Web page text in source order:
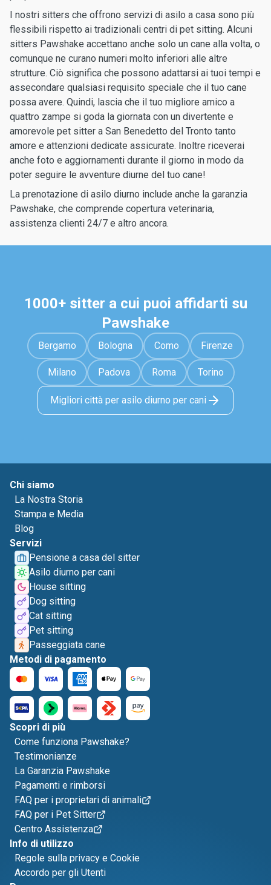
I nostri sitters che offrono servizi di asilo a casa sono più
flessibili rispetto ai tradizionali centri di pet sitting. Alcuni
sitters Pawshake accettano anche solo un cane alla volta, o
comunque ne curano numeri molto inferiori alle altre
strutture. Ciò significa che possono adattarsi ai tuoi tempi e
assecondare qualsiasi requisito speciale che il tuo cane
possa avere. Quindi, lascia che il tuo migliore amico a
quattro zampe si goda la giornata con un divertente e
amorevole pet sitter a San Benedetto del Tronto tanto
amore e attenzioni dedicate assicurate. Inoltre riceverai
anche foto e aggiornamenti durante il giorno in modo da
poter seguire le avventure diurne del tuo cane!
La prenotazione di asilo diurno include anche la garanzia
Pawshake, che comprende copertura veterinaria,
assistenza clienti 24/7 e altro ancora.
1000+ sitter a cui puoi affidarti su
Pawshake
Bergamo Bologna Como Firenze
Milano Padova Roma Torino
Migliori città per asilo diurno per cani
Chi siamo
La Nostra Storia
Stampa e Media
Blog
Servizi
Pensione a casa del sitter
Asilo diurno per cani
House sitting
Dog sitting
Cat sitting
Pet sitting
Passeggiata cane
Metodi di pagamento
Scopri di più
Come funziona Pawshake?
Testimonianze
La Garanzia Pawshake
Pagamenti e rimborsi
FAQ per i proprietari di animali
FAQ per i Pet Sitter
Centro Assistenza
Info di utilizzo
Regole sulla privacy e Cookie
Accordo per gli Utenti